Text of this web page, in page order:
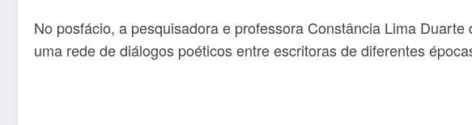
No posfácio, a pesquisadora e professora Constância Lima
uma rede de diálogos poéticos entre escritoras de diferentes